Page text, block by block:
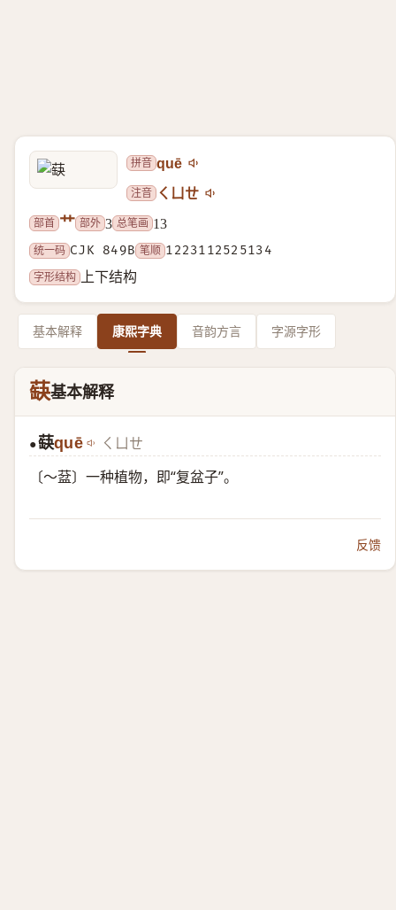
拼音 quē
注音 ㄑㄩㄝ
部首 艹 部外 3 总笔画 13
统一码 CJK 849B 笔顺 1223112525134
字形结构
上下结构
基本解释 康熙字典 音韵方言 字源字形
蒛基本解释
●蒛quē ㄑㄩㄝ
〔～葐〕一种植物，即“复盆子”。
反馈